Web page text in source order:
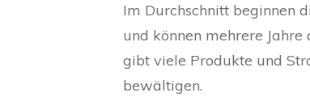
Im Durchschnitt beginnen
und können mehrere
gibt viele Produkte und
bewältigen.